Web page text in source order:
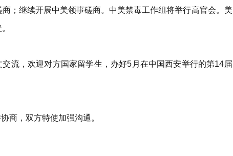
；继续开展中美领事磋商。中美禁毒工作组将举行高官会。美
流，欢迎对方国家留学生，办好5月在中国西安举行的第14届
商，双方特使加强沟通。